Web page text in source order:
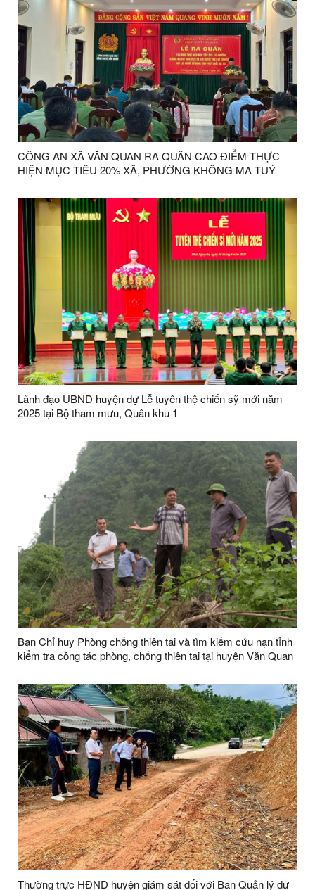
CÔNG AN XÃ VĂN QUAN RA QUÂN CAO ĐIỂM THỰC
HIỆN MỤC TIÊU 20% XÃ, PHƯỜNG KHÔNG MA TUÝ
LỌT NGƯỜI SỬ DỤNG TRÁI PHÉP CHẤT MA TUÝ
Lãnh đạo UBND huyện dự Lễ tuyên thệ chiến sỹ mới năm
2025 tại Bộ tham mưu, Quân khu 1
Ban Chỉ huy Phòng chống thiên tai và tìm kiếm cứu nạn tỉnh
kiểm tra công tác phòng, chống thiên tai tại huyện Văn Quan
Thường trực HĐND huyện giám sát đối với Ban Quản lý dư